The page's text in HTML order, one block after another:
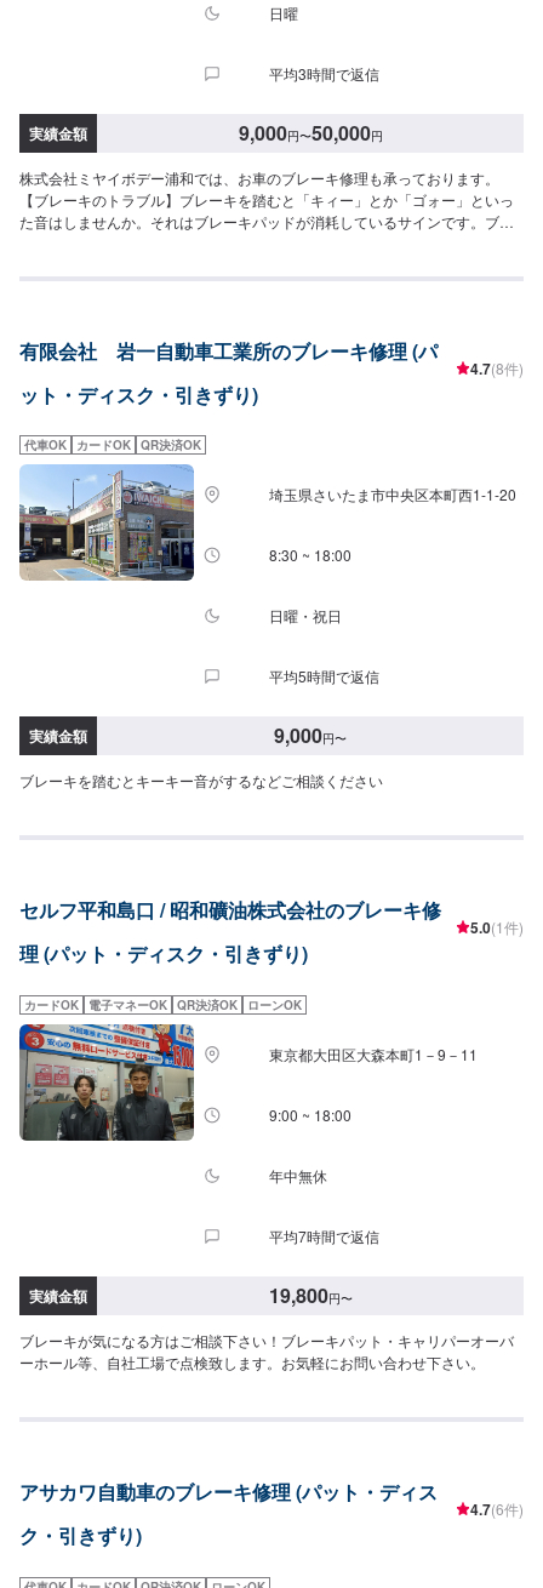
日曜
平均3時間で返信
実績金額 9,000円〜50,000円
株式会社ミヤイボデー浦和では、お車のブレーキ修理も承っております。
【ブレーキのトラブル】ブレーキを踏むと「キィー」とか「ゴォー」といっ
た音はしませんか。それはブレーキパッドが消耗しているサインです。ブレ
状態によってさまざまです。音が気になるといった時には、お気軽にご相談
ーサポート【代車について】作業中にお車が必要なお客様には、代車をお出
しすることもできますので事前にご相談ください。代車は、ご希望の車種が
お選びいただけ、ほぼすべてにETC、ナビが付いております。※代車の燃料代
無休（大型連休のみ休み）営業時間：9:00~18:00
有限会社 岩一自動車工業所のブレーキ修理 (パ
ット・ディスク・引きずり)
4.7(8件)
代車OK カードOK QR決済OK
埼玉県さいたま市中央区本町西1-1-20
8:30 ~ 18:00
日曜・祝日
平均5時間で返信
実績金額 9,000円〜
ブレーキを踏むとキーキー音がするなどご相談ください
セルフ平和島口 / 昭和礦油株式会社のブレーキ修
理 (パット・ディスク・引きずり)
5.0(1件)
カードOK 電子マネーOK QR決済OK ローンOK
東京都大田区大森本町1－9－11
9:00 ~ 18:00
年中無休
平均7時間で返信
実績金額 19,800円〜
ブレーキが気になる方はご相談下さい！ブレーキパット・キャリパーオーバ
ーホール等、自社工場で点検致します。お気軽にお問い合わせ下さい。
アサカワ自動車のブレーキ修理 (パット・ディス
ク・引きずり)
4.7(6件)